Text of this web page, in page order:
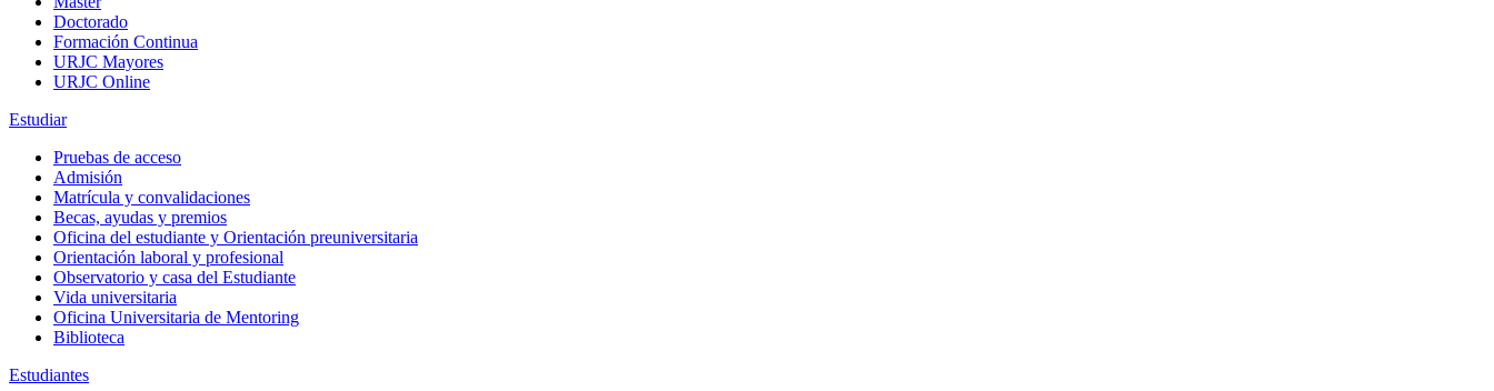
Doctorado
Formación Continua
URJC Mayores
URJC Online
Estudiar
Pruebas de acceso
Admisión
Matrícula y convalidaciones
Becas, ayudas y premios
Oficina del estudiante y Orientación preuniversitaria
Orientación laboral y profesional
Observatorio y casa del Estudiante
Vida universitaria
Oficina Universitaria de Mentoring
Biblioteca
Estudiantes